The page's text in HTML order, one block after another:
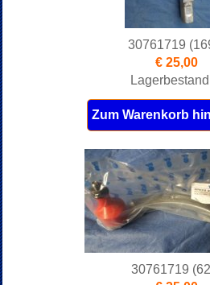
30761719
€ 25,00
Zum Warenkorb
30761719